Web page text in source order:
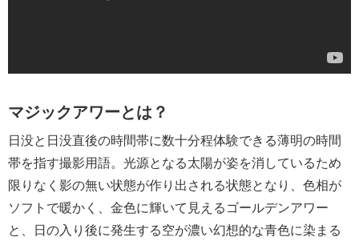
マジックアワーとは？
日没と日没直後の時間帯に数十分程体験できる薄明の時間
帯を指す撮影用語。光源となる太陽が姿を消しているため
限りなく影の無い状態が作り出される状態となり、色相が
ソフトで暖かく、金色に輝いて見えるゴールデンアワー
と、日の入り後に発生する空が濃い幻想的な青色に染まる